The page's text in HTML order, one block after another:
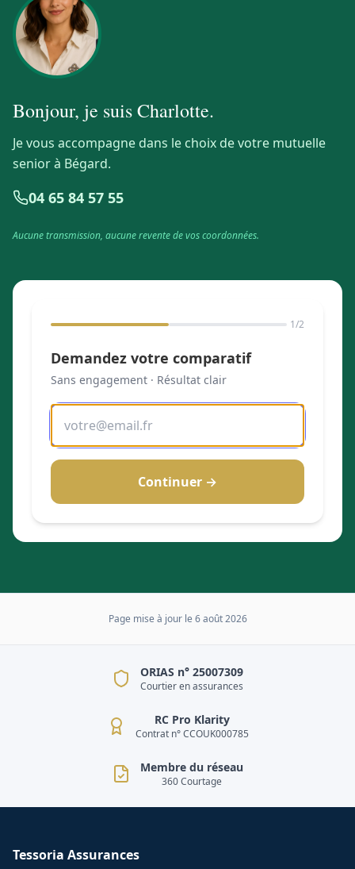
Bonjour, je suisCharlotte.
Je vous accompagne dans le choix de votre mutuelle
senior à Bégard.
04 65 84 57 55
Aucune transmission, aucune revente de vos coordonnées.
1/2
Demandez votre comparatif
Sans engagement · Résultat clair
Continuer →
Page mise à jour le 6 août 2026
ORIAS n° 25007309
Courtier en assurances
RC Pro Klarity
Contrat n° CCOUK000785
Membre du réseau
360 Courtage
Tessoria Assurances